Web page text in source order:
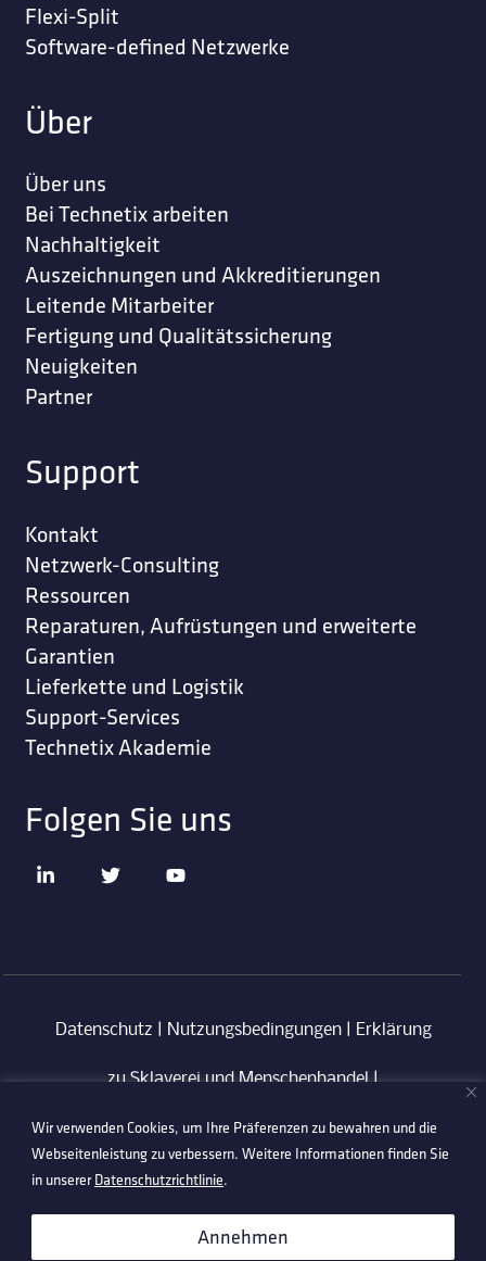
Wir verwenden Cookies, um Ihre Präferenzen zu bewahren und die
Webseitenleistung zu verbessern. Weitere Informationen finden Sie
in unsererDatenschutzrichtlinie.
Annehmen
Flexi-Split
Software-defined Netzwerke
Über
Über uns
Bei Technetix arbeiten
Nachhaltigkeit
Auszeichnungen und Akkreditierungen
Leitende Mitarbeiter
Fertigung und Qualitätssicherung
Neuigkeiten
Partner
Support
Kontakt
Netzwerk-Consulting
Ressourcen
Reparaturen, Aufrüstungen und erweiterte
Garantien
Lieferkette und Logistik
Support-Services
Technetix Akademie
Folgen Sie uns
Datenschutz Nutzungsbedingungen| Erklärung
zu Sklaverei und Menschenhandel|
Verhaltenskodex für Lieferanten|Anti-
Korruptionsrichtlinie